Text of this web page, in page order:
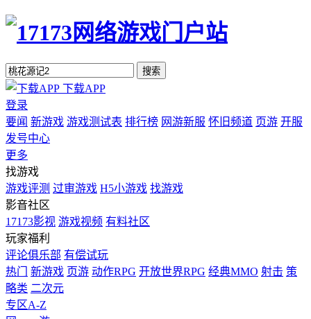
搜索
下载APP
登录
要闻 新游戏 游戏测试表 排行榜 网游新服 怀旧频道 页游 开服
发号中心
更多
找游戏
游戏评测 过审游戏 H5小游戏 找游戏
影音社区
17173影视 游戏视频 有料社区
玩家福利
评论俱乐部 有偿试玩
热门
新游戏 页游 动作RPG 开放世界RPG 经典MMO 射击 策
略类 二次元
专区A-Z